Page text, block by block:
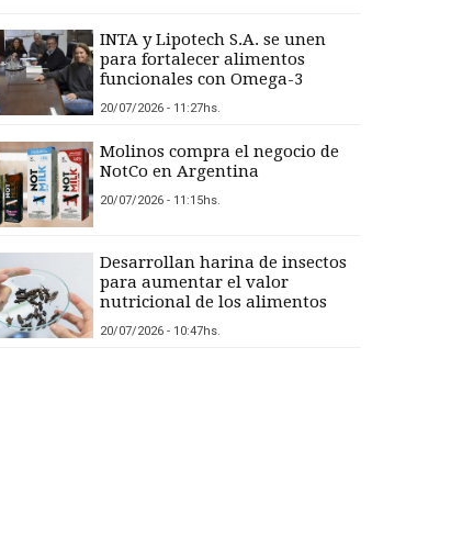
INTA y Lipotech S.A. se unen
para fortalecer alimentos
funcionales con Omega-3
20/07/2026 - 11:27hs.
Molinos compra el negocio de
NotCo en Argentina
20/07/2026 - 11:15hs.
Desarrollan harina de insectos
para aumentar el valor
nutricional de los alimentos
20/07/2026 - 10:47hs.